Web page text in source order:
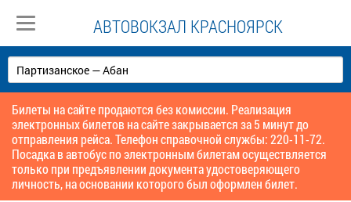
АВТОВОКЗАЛ КРАСНОЯРСК
Билеты на сайте продаются без комиссии. Реализация
электронных билетов на сайте закрывается за 5 минут до
отправления рейса. Телефон справочной службы: 220-11-72.
Посадка в автобус по электронным билетам осуществляется
только при предъявлении документа удостоверяющего
личность, на основании которого был оформлен билет.